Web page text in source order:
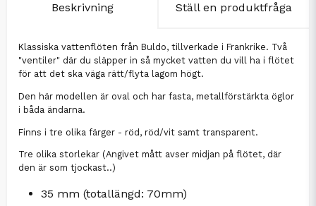
Beskrivning Ställ en produktfråga
Klassiska vattenflöten från Buldo, tillverkade i Frankrike. Två
"ventiler" där du släpper in så mycket vatten du vill ha i flötet
för att det ska väga rätt/flyta lagom högt.
Den här modellen är oval och har fasta, metallförstärkta öglor
i båda ändarna.
Finns i tre olika färger - röd, röd/vit samt transparent.
Tre olika storlekar (Angivet mått avser midjan på flötet, där
den är som tjockast..)
35 mm (totallängd: 70mm)